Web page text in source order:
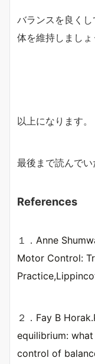
バランスを良く
体を維持しましょ
以上になります。
最後まで読んでい
References
１． Anne
Motor Control:
２． Fay B
equilibrium:
control of